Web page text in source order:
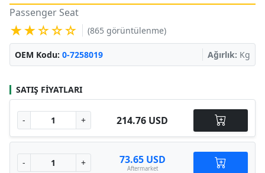
Passenger Seat
★★☆☆☆ (865 görüntülenme)
OEM Kodu: 0-7258019 Ağırlık: Kg
SATIŞ FIYATLARI
- + 214.76 USD
- + 73.65 USD
Aftermarket